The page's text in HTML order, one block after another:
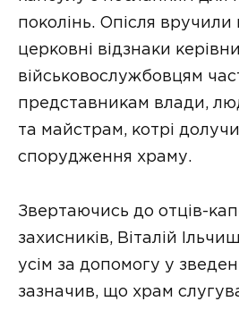
поколінь. Опісля вручили
церковні відзнаки
військовослужбовцям
представникам влади,
та майстрам, котрі
спорудження храму.
Звертаючись до отців-
захисників, Віталій
усім за допомогу у
зазначив, що храм